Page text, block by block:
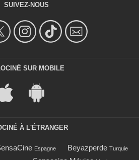
SUIVEZ-NOUS
SUR MOBILE
À L'ÉTRANGER
Espagne Beyazperde Turquie